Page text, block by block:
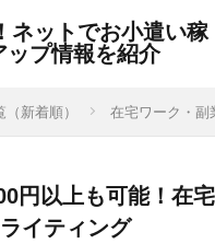
新着順） 在宅ワーク・副
円以上も可能！在
イティング